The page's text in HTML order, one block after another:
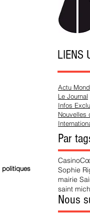
politiques
LIENS
Par
Actu
Le Journal
Infos
Nouvelles
Casino
Sophie
mairie
saint
Nous